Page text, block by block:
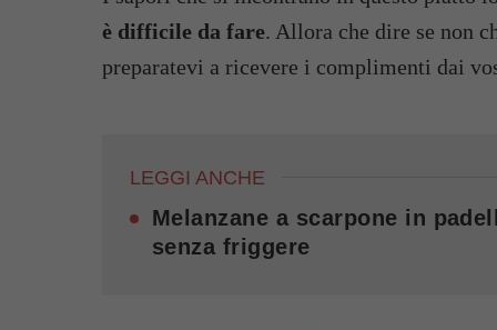
è difficile da fare. Allora che dire se non
preparatevi a ricevere i complimenti dai
LEGGI ANCHE
Melanzane a scarpone in
senza friggere